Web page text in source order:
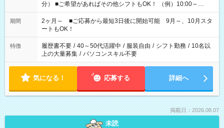
分） ■ご希望があればその他シフトもOK！ （例）10:00～
19:00 など 「家族とお休みを合わせたい」 「できれば残業は
したくない」 など、あなたのご希望に沿ったお仕事をご紹介し
ます！ ※Wワーク希望の方へ 今ご覧のお仕事で希望する勤務時
間と、もう1つのお仕事の勤務時間。 合計で週40時間を超える
場合は応募できません
期間
2ヶ月～ ■ご応募から最短3日後に開始可能 9月～、10月スタ
ートもOK！
特徴 履歴書不要 / 40～50代活躍中 / 服装自由 / シフト勤務 / 10名以
上の大量募集 / パソコンスキル不要
気になる！ 応募する 詳細へ
掲載日：2026.08.07
未読